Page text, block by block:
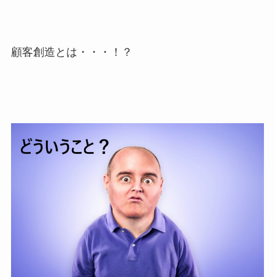
顧客創造とは・・・！？